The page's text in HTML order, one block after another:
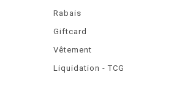
Rabais
Giftcard
Vêtement
Liquidation - TCG